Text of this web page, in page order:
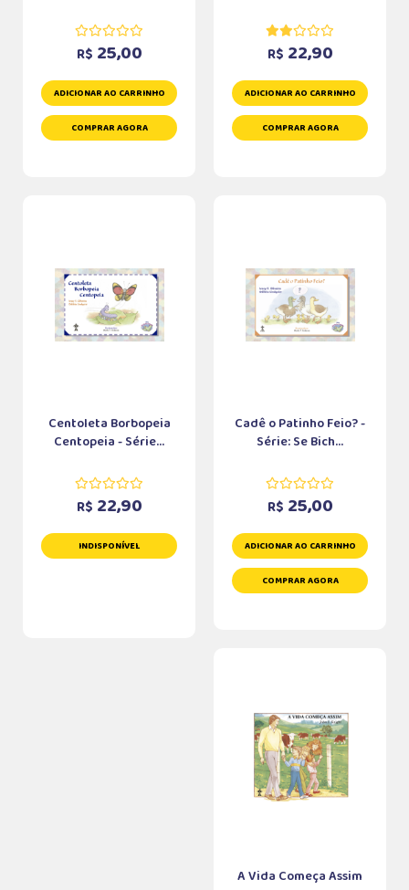
R$ 25,00
ADICIONAR AO CARRINHO
COMPRAR AGORA
R$ 22,90
ADICIONAR AO CARRINHO
COMPRAR AGORA
Centoleta Borbopeia
Centopeia - Série...
R$ 22,90
INDISPONÍVEL
Cadê o Patinho Feio? -
Série: Se Bich...
R$ 25,00
ADICIONAR AO CARRINHO
COMPRAR AGORA
A Vida Começa Assim